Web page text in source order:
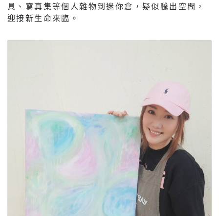
具、寫真集等個人雜物到迷你倉，疑似騰出空間，
迎接新生命來臨。